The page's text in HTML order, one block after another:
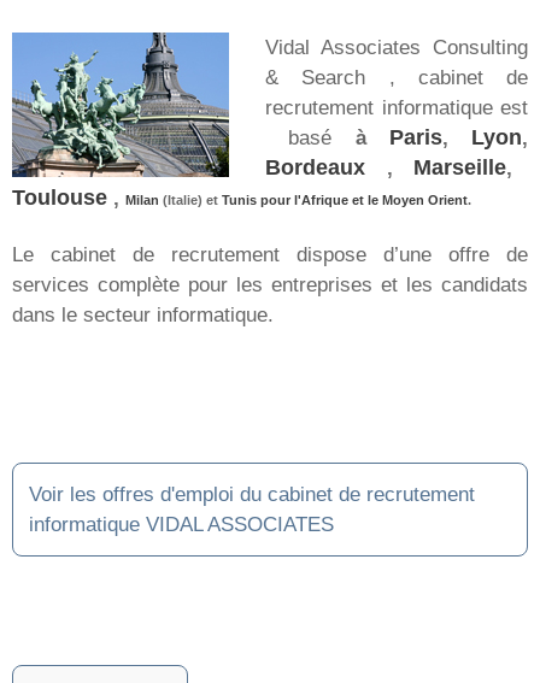
Vidal Associates Consulting
& Search , cabinet de
recrutement informatique est
basé à Paris, Lyon,
Bordeaux , Marseille,
Toulouse , Milan (Italie) et Tunis pour l'Afrique et le Moyen Orient.
Le cabinet de recrutement dispose d’une offre de
services complète pour les entreprises et les candidats
dans le secteur informatique.
Voir les offres d'emploi du cabinet de recrutement
informatique VIDAL ASSOCIATES